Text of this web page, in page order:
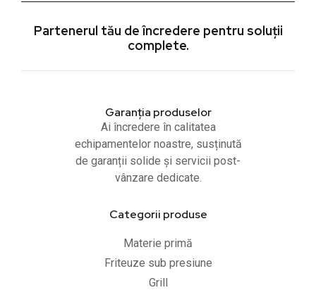
Partenerul tău de încredere pentru soluții
complete.
Garanția produselor
Ai încredere în calitatea
echipamentelor noastre, susținută
de garanții solide și servicii post-
vânzare dedicate.
Categorii produse
Materie primă
Friteuze sub presiune
Grill